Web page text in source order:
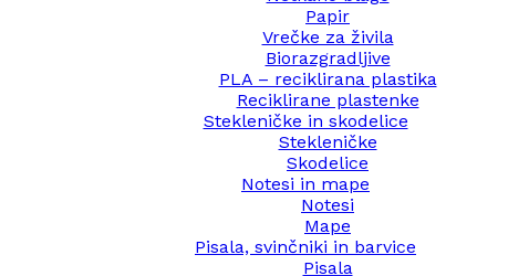
Papir
Vrečke za živila
Biorazgradljive
PLA – reciklirana plastika
Reciklirane plastenke
Stekleničke in skodelice
Stekleničke
Skodelice
Notesi in mape
Notesi
Mape
Pisala, svinčniki in barvice
Pisala